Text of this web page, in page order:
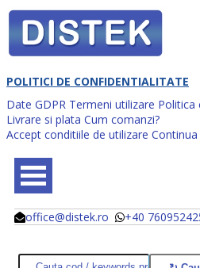
POLITICI DE CONFIDENTIALITATE
Date GDPR Termeni utilizare Politica
Livrare si plata Cum comanzi?
Accept conditiile de utilizare Continua
office@distek.ro +40
@
@